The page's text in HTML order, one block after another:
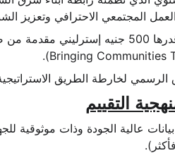
المجتمعي الاحترافي وتعزيز
2026، والتي سبق عرضها ومشاركتها مع أكثر من 60 جهة ومؤسسة
التقييم
عالية الجودة وذات موثوقية